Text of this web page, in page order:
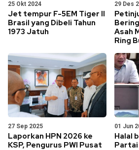
25 Okt 2024
Jet tempur F-5EM Tiger II
Brasil yang Dibeli Tahun
1973 Jatuh
29 Des
Asah
Ring
27 Sep 2025
Laporkan HPN 2026 ke
KSP, Pengurus PWI Pusat
01 Jun
Halal